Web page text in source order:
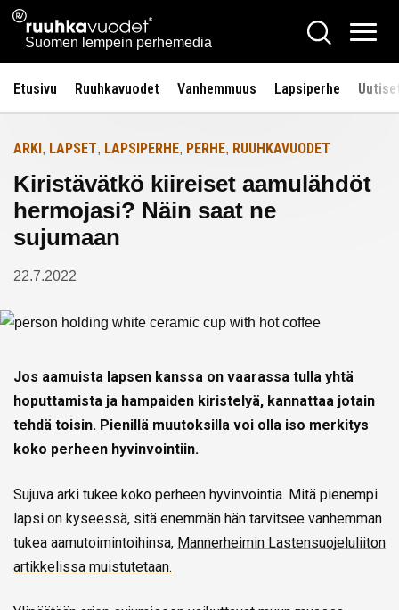
Siirry
sisältöön
Ruuhkavuodet.fi
Suomen lempein perhemedia
Hae
Etusivu Ruuhkavuodet Vanhemmuus Lapsiperhe
Etusivulle
ARKI , LAPSET, LAPSIPERHE, PERHE, RUUHKAVUODET
Kiristävätkö kiireiset aamulähdöt
hermojasi? Näin saat ne
sujumaan
22.7.2022
Jos aamuista lapsen kanssa on vaarassa tulla yhtä
hoputtamista ja hampaiden kiristelyä, kannattaa jotain
tehdä toisin. Pienillä muutoksilla voi olla iso merkitys
koko perheen hyvinvointiin.
Sujuva arki tukee koko perheen hyvinvointia. Mitä pienempi
lapsi on kyseessä, sitä enemmän hän tarvitsee vanhemman
tukea aamutoimintoihinsa, Mannerheimin Lastensuojeluliiton
artikkelissa muistutetaan.